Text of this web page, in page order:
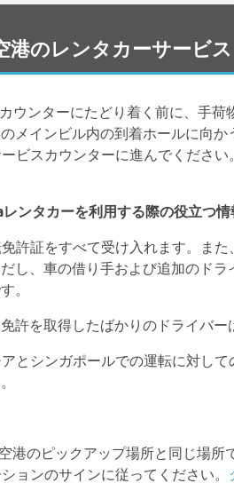
港のレンタカーサービス
ウンターにたどり着く前に、手
メインビル内の到着ホールに向
ビスカウンターに進んでください
ンタカーを利用する際の役立つ情
許証をすべて受け入れます。ま
し、車の借り手および追加のド
。
許を取得したばかりのドライバ
とシンガポールでの運転に対し
港のピックアップ場所と同じ場
ョンのサインに従ってください。